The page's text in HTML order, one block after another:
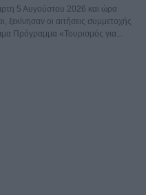
5 Αυγούστου 2026 και ώρα
ξεκίνησαν οι αιτήσεις συμμετοχής
Πρόγραμμα «Τουρισμός για...